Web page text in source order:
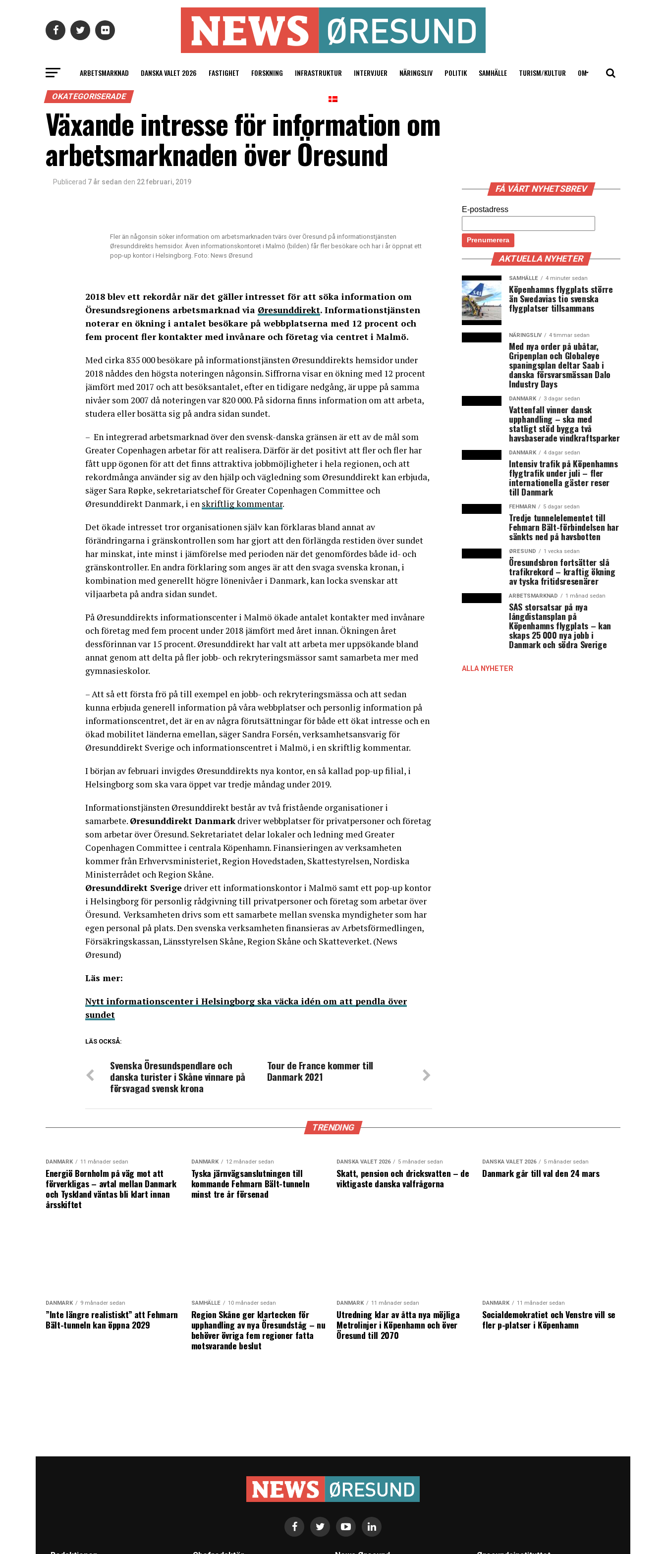
ARBETSMARKNAD DANSKA VALET 2026 FASTIGHET FORSKNING INFRASTRUKTUR INTERVJUER NÄRINGSLIV POLITIK SAMHÄLLE TURISM/KULTUR OM
OKATEGORISERADE
Växande intresse för information om
arbetsmarknaden över Öresund
Publicerad 7 år sedan den 22 februari, 2019
Fler än någonsin söker information om arbetsmarknaden tvärs över Öresund på informationstjänsten
Øresunddirekts hemsidor. Även informationskontoret i Malmö (bilden) får fler besökare och har i år öppnat ett
pop-up kontor i Helsingborg. Foto: News Øresund
2018 blev ett rekordår när det gäller intresset för att söka information om
Öresundsregionens arbetsmarknad via Øresunddirekt. Informationstjänsten
noterar en ökning i antalet besökare på webbplatserna med 12 procent och
fem procent fler kontakter med invånare och företag via centret i Malmö.
Med cirka 835 000 besökare på informationstjänsten Øresunddirekts hemsidor under
2018 nåddes den högsta noteringen någonsin. Siffrorna visar en ökning med 12 procent
jämfört med 2017 och att besöksantalet, efter en tidigare nedgång, är uppe på samma
nivåer som 2007 då noteringen var 820 000. På sidorna finns information om att arbeta,
studera eller bosätta sig på andra sidan sundet.
– En integrerad arbetsmarknad över den svensk-danska gränsen är ett av de mål som
Greater Copenhagen arbetar för att realisera. Därför är det positivt att fler och fler har
fått upp ögonen för att det finns attraktiva jobbmöjligheter i hela regionen, och att
rekordmånga använder sig av den hjälp och vägledning som Øresunddirekt kan erbjuda,
säger Sara Røpke, sekretariatschef för Greater Copenhagen Committee och
Øresunddirekt Danmark, i en skriftlig kommentar.
Det ökade intresset tror organisationen själv kan förklaras bland annat av
förändringarna i gränskontrollen som har gjort att den förlängda restiden över sundet
har minskat, inte minst i jämförelse med perioden när det genomfördes både id- och
gränskontroller. En andra förklaring som anges är att den svaga svenska kronan, i
kombination med generellt högre lönenivåer i Danmark, kan locka svenskar att
viljaarbeta på andra sidan sundet.
På Øresunddirekts informationscenter i Malmö ökade antalet kontakter med invånare
och företag med fem procent under 2018 jämfört med året innan. Ökningen året
dessförinnan var 15 procent. Øresunddirekt har valt att arbeta mer uppsökande bland
annat genom att delta på fler jobb- och rekryteringsmässor samt samarbeta mer med
gymnasieskolor.
– Att så ett första frö på till exempel en jobb- och rekryteringsmässa och att sedan
kunna erbjuda generell information på våra webbplatser och personlig information på
informationscentret, det är en av några förutsättningar för både ett ökat intresse och en
ökad mobilitet länderna emellan, säger Sandra Forsén, verksamhetsansvarig för
Øresunddirekt Sverige och informationscentret i Malmö, i en skriftlig kommentar.
I början av februari invigdes Øresunddirekts nya kontor, en så kallad pop-up filial, i
Helsingborg som ska vara öppet var tredje måndag under 2019.
Informationstjänsten Øresunddirekt består av två fristående organisationer i
samarbete. Øresunddirekt Danmark driver webbplatser för privatpersoner och företag
som arbetar över Öresund. Sekretariatet delar lokaler och ledning med Greater
Copenhagen Committee i centrala Köpenhamn. Finansieringen av verksamheten
kommer från Erhvervsministeriet, Region Hovedstaden, Skattestyrelsen, Nordiska
Ministerrådet och Region Skåne.
Øresunddirekt Sverige driver ett informationskontor i Malmö samt ett pop-up kontor
i Helsingborg för personlig rådgivning till privatpersoner och företag som arbetar över
Öresund. Verksamheten drivs som ett samarbete mellan svenska myndigheter som har
egen personal på plats. Den svenska verksamheten finansieras av Arbetsförmedlingen,
Försäkringskassan, Länsstyrelsen Skåne, Region Skåne och Skatteverket. (News
Øresund)
Läs mer:
Nytt informationscenter i Helsingborg ska väcka idén om att pendla över
sundet
LÄS OCKSÅ:
Tour de France kommer till
Danmark 2021
Svenska Öresundspendlare och
danska turister i Skåne vinnare på
försvagad svensk krona
FÅ VÅRT NYHETSBREV
E-postadress
AKTUELLA NYHETER
SAMHÄLLE 4 minuter sedan
Köpenhamns flygplats större
än Swedavias tio svenska
flygplatser tillsammans
NÄRINGSLIV 4 timmar sedan
Med nya order på ubåtar,
Gripenplan och Globaleye
spaningsplan deltar Saab i
danska försvarsmässan Dalo
Industry Days
DANMARK 3 dagar sedan
Vattenfall vinner dansk
upphandling – ska med
statligt stöd bygga två
havsbaserade vindkraftsparker
DANMARK 4 dagar sedan
Intensiv trafik på Köpenhamns
flygtrafik under juli – fler
internationella gäster reser
till Danmark
FEHMARN 5 dagar sedan
Tredje tunnelelementet till
Fehmarn Bält-förbindelsen har
sänkts ned på havsbotten
ØRESUND 1 vecka sedan
Öresundsbron fortsätter slå
trafikrekord – kraftig ökning
av tyska fritidsresenärer
ARBETSMARKNAD 1 månad sedan
SAS storsatsar på nya
långdistansplan på
Köpenhamns flygplats – kan
skaps 25 000 nya jobb i
Danmark och södra Sverige
ALLA NYHETER
TRENDING
DANMARK 11 månader sedan
Energiö Bornholm på väg mot att
förverkligas – avtal mellan Danmark
och Tyskland väntas bli klart innan
årsskiftet
DANMARK 12 månader sedan
Tyska järnvägsanslutningen till
kommande Fehmarn Bält-tunneln
minst tre år försenad
DANSKA VALET 2026 5 månader sedan
Skatt, pension och dricksvatten – de
viktigaste danska valfrågorna
DANSKA VALET 2026 5 månader sedan
Danmark går till val den 24 mars
DANMARK 9 månader sedan
”Inte längre realistiskt” att Fehmarn
Bält-tunneln kan öppna 2029
SAMHÄLLE 10 månader sedan
Region Skåne ger klartecken för
upphandling av nya Öresundståg – nu
behöver övriga fem regioner fatta
motsvarande beslut
DANMARK 11 månader sedan
Utredning klar av åtta nya möjliga
Metrolinjer i Köpenhamn och över
Öresund till 2070
DANMARK 11 månader sedan
Socialdemokratiet och Venstre vill se
fler p-platser i Köpenhamn